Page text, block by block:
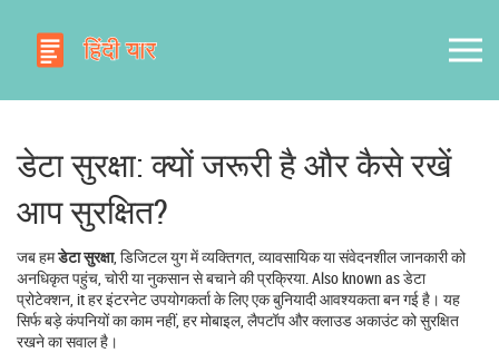
डेटा सुरक्षा: क्यों जरूरी है और कैसे रखें
आप सुरक्षित?
जब हमडेटा सुरक्षा, डिजिटल युग में व्यक्तिगत, व्यावसायिक या संवेदनशील जानकारी को
अनधिकृत पहुंच, चोरी या नुकसान से बचाने की प्रक्रिया. Also known asडेटा
प्रोटेक्शन , itहर इंटरनेट उपयोगकर्ता के लिए एक बुनियादी आवश्यकता बन गई है । यह
सिर्फ बड़े कंपनियों का काम नहीं, हर मोबाइल, लैपटॉप और क्लाउड अकाउंट को सुरक्षित
रखने का सवाल है।